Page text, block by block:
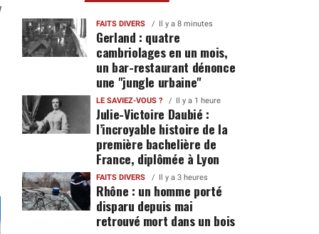
FAITS DIVERS Il y a 8 minutes
Gerland : quatre
cambriolages en un mois,
un bar-restaurant dénonce
une "jungle urbaine"
LE SAVIEZ-VOUS ? Il y a 1 heure
Julie-Victoire Daubié :
l’incroyable histoire de la
première bachelière de
France, diplômée à Lyon
FAITS DIVERS Il y a 3 heures
Rhône : un homme porté
disparu depuis mai
retrouvé mort dans un bois